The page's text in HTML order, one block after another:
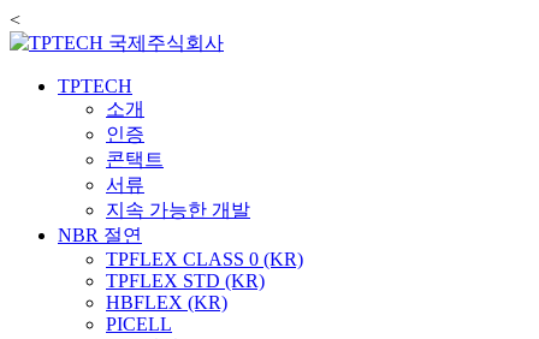
<
TPTECH
소개
인증
콘택트
서류
지속 가능한 개발
NBR 절연
TPFLEX CLASS 0 (KR)
TPFLEX STD (KR)
HBFLEX (KR)
PICELL